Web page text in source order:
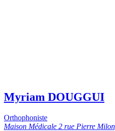
Myriam DOUGGUI
Orthophoniste
Maison Médicale 2 rue Pierre